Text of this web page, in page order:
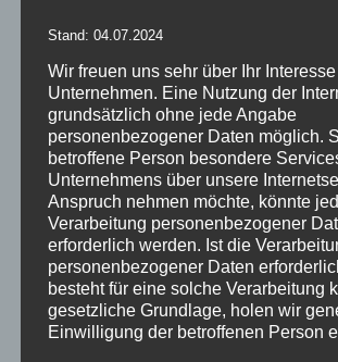
Easy Sculptures- easy trias
Details
zur Wunschliste
Stand: 04.07.2024
Wir freuen uns sehr über Ihr
Unternehmen. Eine Nutzung der
grundsätzlich ohne jede Angabe
personenbezogener Daten möglich.
betroffene Person besondere
Unternehmens über unsere
Anspruch nehmen möchte, könnte
Verarbeitung personenbezogener
erforderlich werden. Ist die
personenbezogener Daten
besteht für eine solche Verarbeitung
gesetzliche Grundlage, holen wir
Einwilligung der betroffenen Person